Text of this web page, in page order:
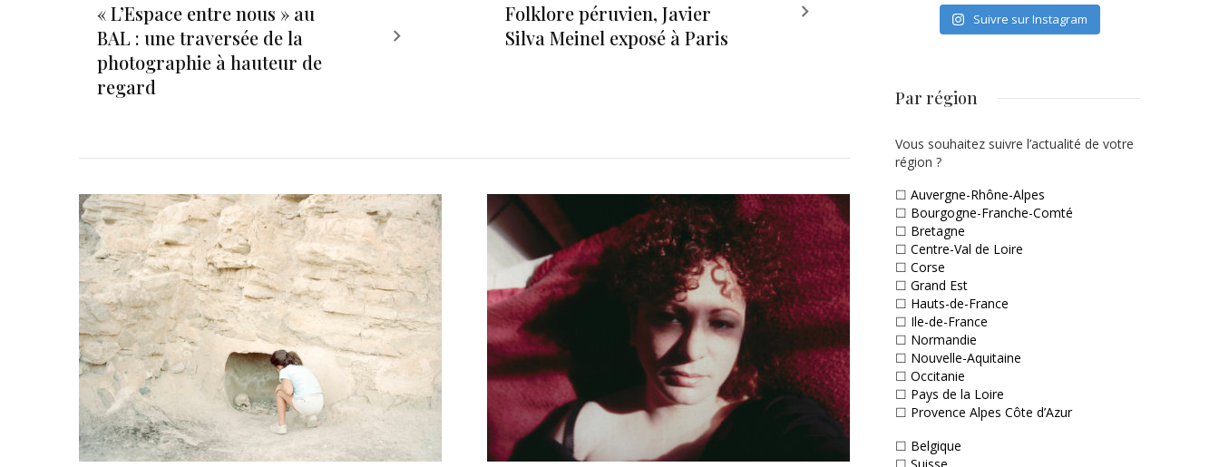
« L’Espace entre nous » au
BAL : une traversée de la
photographie à hauteur de
regard
Folklore péruvien, Javier
Silva Meinel exposé à Paris
Suivre sur Instagram
Par région
Vous souhaitez suivre l’actualité de votre
région ?
☐ Auvergne-Rhône-Alpes
☐ Bourgogne-Franche-Comté
☐ Bretagne
☐ Centre-Val de Loire
☐ Corse
☐ Grand Est
☐ Hauts-de-France
☐ Ile-de-France
☐ Normandie
☐ Nouvelle-Aquitaine
☐ Occitanie
☐ Pays de la Loire
☐ Provence Alpes Côte d’Azur
☐ Belgique